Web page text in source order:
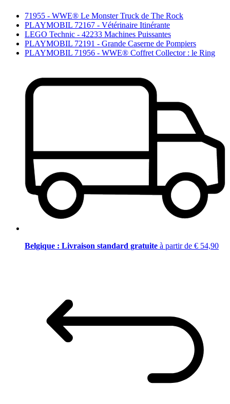
71955 - WWE® Le Monster Truck de The Rock
PLAYMOBIL 72167 - Vétérinaire Itinérante
LEGO Technic - 42233 Machines Puissantes
PLAYMOBIL 72191 - Grande Caserne de Pompiers
PLAYMOBIL 71956 - WWE® Coffret Collector : le Ring
Belgique : Livraison standard gratuite à partir de € 54,90